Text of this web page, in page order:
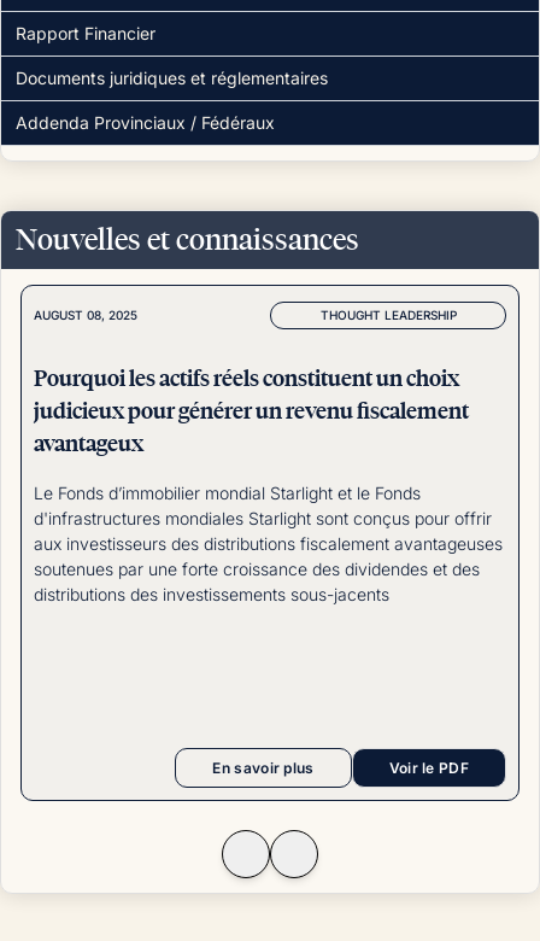
Rapport Financier
Documents juridiques et réglementaires
Addenda Provinciaux / Fédéraux
Nouvelles et connaissances
AUGUST 08, 2025 THOUGHT LEADERSHIP
Pourquoi les actifs réels constituent un choix
judicieux pour générer un revenu fiscalement
avantageux
Le Fonds d’immobilier mondial Starlight et le Fonds
d'infrastructures mondiales Starlight sont conçus pour offrir
aux investisseurs des distributions fiscalement avantageuses
soutenues par une forte croissance des dividendes et des
distributions des investissements sous-jacents
En savoir plus Voir le PDF